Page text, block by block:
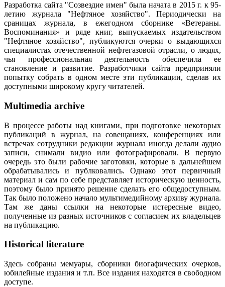
Разработка сайта "Созвездие имен" была начата в 2015 г. к 95-
летию журнала "Нефтяное хозяйство". Периодически на
сраницах журнала, в ежегодном сборнике «Ветераны.
Воспоминания» и ряде книг, выпускаемых издательством
"Нефтяное хозяйство", публикуются очерки о выдающихся
специалистах отечественной нефтегазовой отрасли, о людях,
чья профессиональная деятельность обеспечила ее
становление и развитие. Разработчики сайта предприняли
попытку собрать в одном месте эти публикации, сделав их
доступными широкому кругу читателей.
Multimedia archive
В процессе работы над книгами, при подготовке некоторых
публикаций в журнал, на совещаниях, конференциях или
встречах сотрудники редакции журнала иногда делали аудио
записи, снимали видио или фотографировали. В первую
очередь это были рабочие заготовки, которые в дальнейшем
обрабатывались и публковались. Однако этот первичный
материал и сам по себе представляет историческую ценность,
поэтому было принято решение сделать его общедоступным.
Так было положено начало мультимедийному архиву журнала.
Там же даны ссылки на некоторые истересные видео,
полученные из разных источников с согласием их владельцев
на публикацию.
Historical literature
Здесь собраны мемуары, сборники биогафических очерков,
юбилейные издания и т.п. Все издания находятся в свободном
доступе.